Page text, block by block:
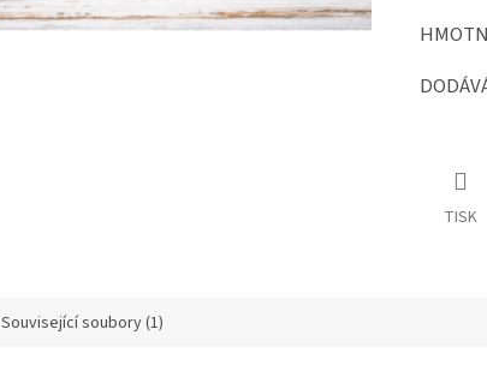
TISK
Související soubory (1)